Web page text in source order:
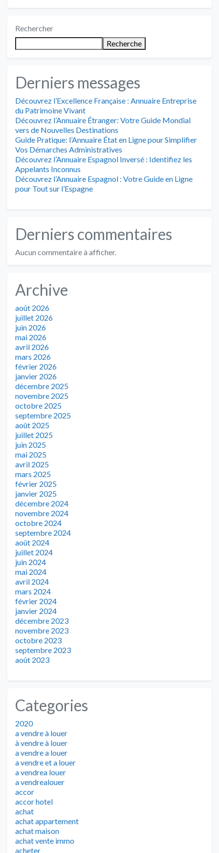
Rechercher
Recherche
Derniers messages
Découvrez l’Excellence Française : Annuaire Entreprise
du Patrimoine Vivant
Découvrez l’Annuaire Étranger: Votre Guide Mondial
vers de Nouvelles Destinations
Guide Pratique: l’Annuaire État en Ligne pour Simplifier
Vos Démarches Administratives
Découvrez l’Annuaire Espagnol Inversé : Identifiez les
Appelants Inconnus
Découvrez l’Annuaire Espagnol : Votre Guide en Ligne
pour Tout sur l’Espagne
Derniers commentaires
Aucun commentaire à afficher.
Archive
août 2026
juillet 2026
juin 2026
mai 2026
avril 2026
mars 2026
février 2026
janvier 2026
décembre 2025
novembre 2025
octobre 2025
septembre 2025
août 2025
juillet 2025
juin 2025
mai 2025
avril 2025
mars 2025
février 2025
janvier 2025
décembre 2024
novembre 2024
octobre 2024
septembre 2024
août 2024
juillet 2024
juin 2024
mai 2024
avril 2024
mars 2024
février 2024
janvier 2024
décembre 2023
novembre 2023
octobre 2023
septembre 2023
août 2023
Categories
2020
a vendre à louer
à vendre à louer
a vendre a louer
a vendre et a louer
a vendrea louer
a vendrealouer
accor
accor hotel
achat
achat appartement
achat maison
achat vente immo
acheter